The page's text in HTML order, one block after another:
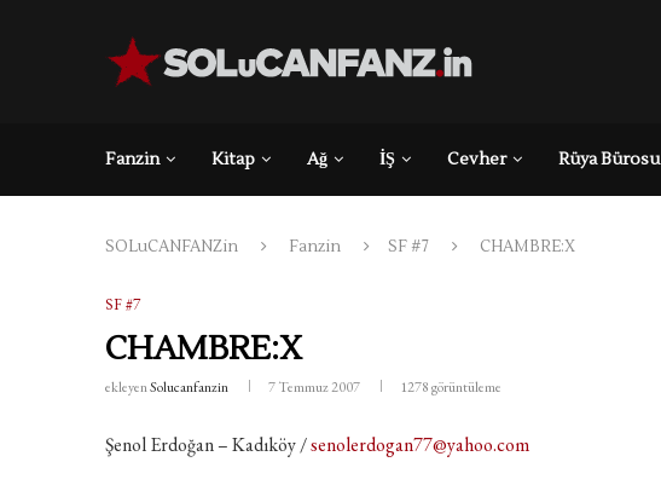
Fanzin Kitap Ağ İŞ Cevher Rüya Bürosu
SOLuCANFANZin Fanzin SF #7 CHAMBRE:X
SF #7
CHAMBRE:X
ekleyenSolucanfanzin 7 Temmuz 2007 1278görüntüleme
Şenol Erdoğan – Kadıköy /senolerdogan77@yahoo.com